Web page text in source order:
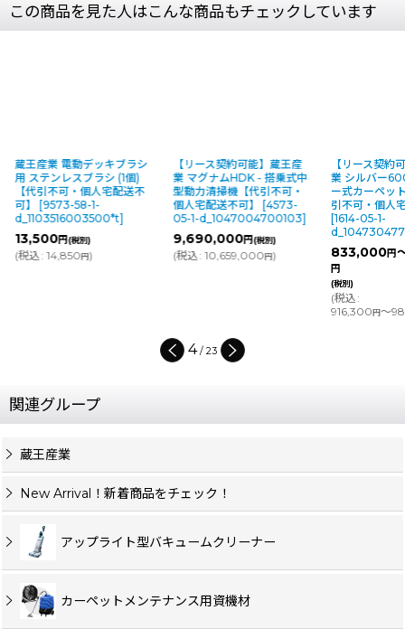
この商品を見た人はこんな商品もチェックしています
蔵王産業 電動デッキブラシ
用 ステンレスブラシ (1個)
【代引不可・個人宅配送不
可】
[9573-58-1-
d_1103516003500*t]
13,500円(税別)
(税込: 14,850円)
【リース契約可能】蔵王産
業 マグナムHDK - 搭乗式中
型動力清掃機【代引不可・
個人宅配送不可】
[4573-
05-1-d_1047004700103]
9,690,000円(税別)
(税込: 10,659,000円)
【リース契約
業 シルバー
ー式カーペッ
引不可・個人
[1614-05-1-
833,000円
円
(税別)
(税込:
916,300円～
4/ 23
関連グループ
蔵王産業
New Arrival！新着商品をチェック！
アップライト型バキュームクリーナー
カーペットメンテナンス用資機材